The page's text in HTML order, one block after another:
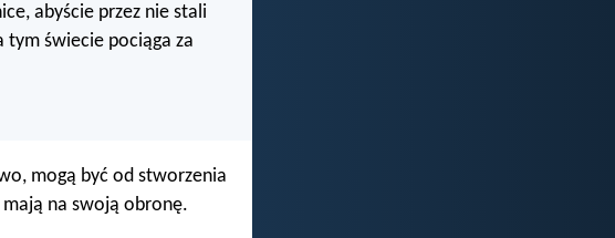
abyście przez nie stali
tym świecie pociąga za
mogą być od stworzenia
mają na swoją obronę.